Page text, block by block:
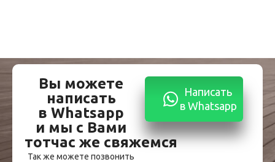
Вы можете
написать
в Whatsapp
и мы с Вами
тотчас же свяжемся
Так же можете позвонить
Написать
в Whatsapp